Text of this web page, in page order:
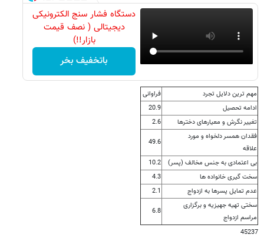
دستگاه فشار سنج الکترونیکی
دیجیتالی ( نصف قیمت
بازار!!)
باتخفیف بخر
مهم ترین دلایل تجرد
فراوانی
ادامه تحصیل
20.9
تغییر نگرش و معیارهای دخترها
2.6
فقدان همسر دلخواه و مورد
علاقه
49.6
بی اعتمادی به جنس مخالف (پسر)
10.2
سخت گیری خانواده ها
4.3
عدم تمایل پسرها به ازدواج
2.1
سختی تهیه جهیزیه و برگزاری
مراسم ازدواج
6.8
45237